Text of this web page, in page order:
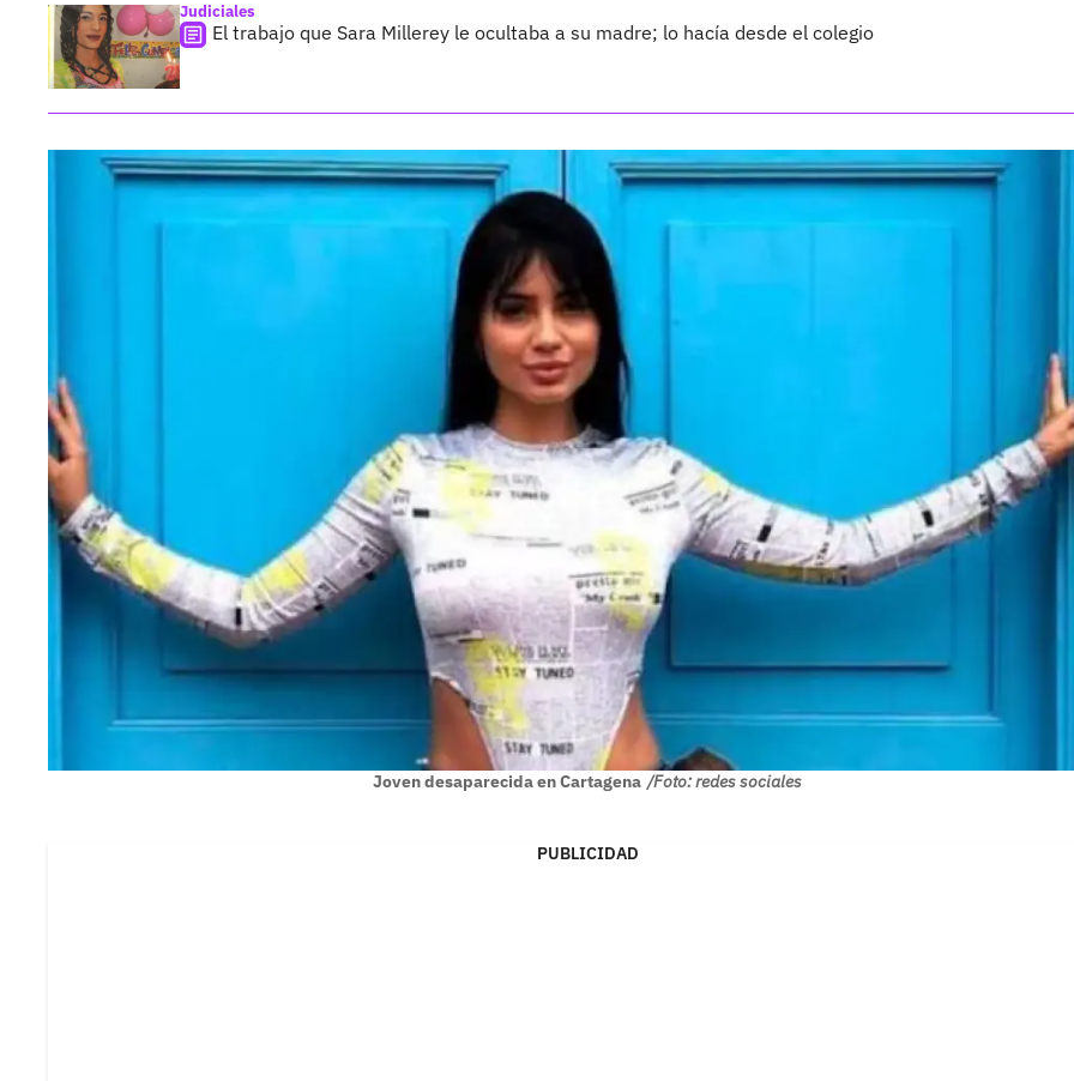
Judiciales
El trabajo que Sara Millerey le ocultaba a su madre; lo hacía desde el colegio
Joven desaparecida en Cartagena /Foto: redes sociales
PUBLICIDAD